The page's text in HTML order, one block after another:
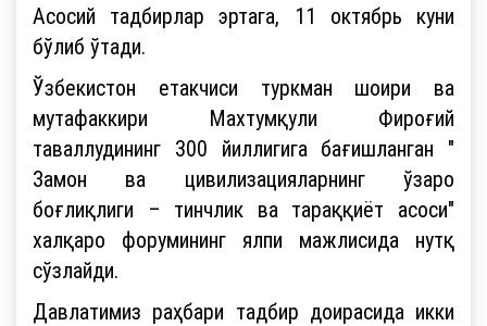
Асосий тадбирлар эртага, 11 октябрь куни
бўлиб ўтади.
Ўзбекистон етакчиси туркман шоири ва
мутафаккири Махтумқули Фироғий
таваллудининг 300 йиллигига бағишланган "
Замон ва цивилизацияларнинг ўзаро
боғлиқлиги – тинчлик ва тараққиёт асоси"
халқаро форумининг ялпи мажлисида нутқ
сўзлайди.
Давлатимиз раҳбари тадбир доирасида икки